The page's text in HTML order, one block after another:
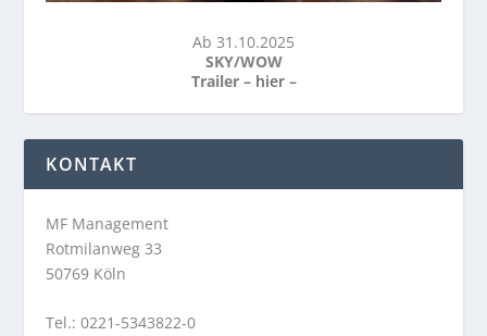
Ab 31.10.2025
SKY/WOW
Trailer – hier –
KONTAKT
MF Management
Rotmilanweg 33
50769 Köln
Tel.: 0221-5343822-0